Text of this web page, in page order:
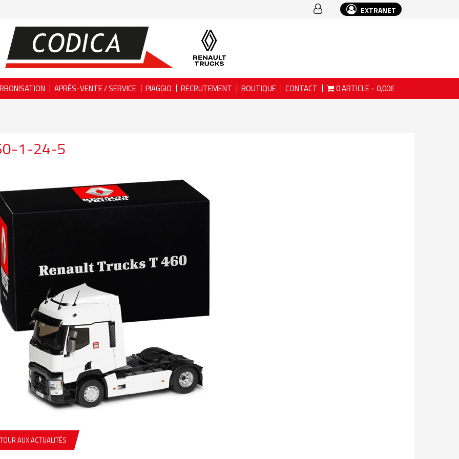
EXTRANET
APRÈS-VENTE / SERVICE PIAGGIO RECRUTEMENT BOUTIQUE CONTACT 0 ARTICLE 0,00€
1-24-5
AUX ACTUALITÉS